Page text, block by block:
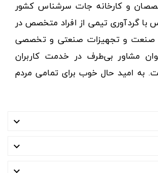
و کارخانه جات سرشناس کشور
با گردآوری تیمی از افراد متخصص در
صنعت و تجهیزات صنعتی و تخصصی
مشاور بی‌طرف در خدمت کاربران
به امید حال خوب برای تمامی مردم

